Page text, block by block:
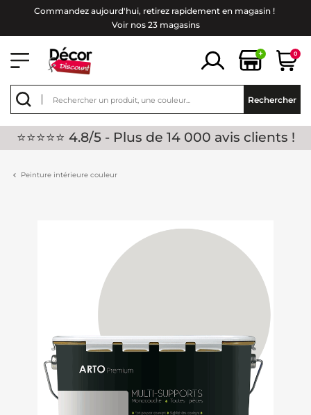
Commandez aujourd'hui, retirez rapidement en magasin !
Voir nos 23 magasins
+ 0
Rechercher
⭐⭐⭐⭐⭐ 4.8/5 - Plus de 14 000 avis clients !
Peinture intérieure couleur